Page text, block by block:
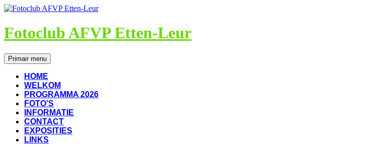
Ga
de
inhoud
Fotoclub AFVP Etten-Leur
Zoeken
Primair menu
HOME
WELKOM
PROGRAMMA 2026
FOTO’S
INFORMATIE
CONTACT
EXPOSITIES
LINKS